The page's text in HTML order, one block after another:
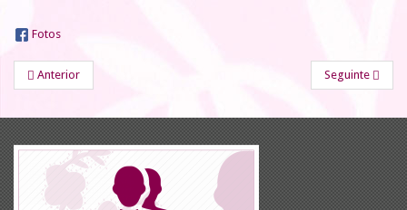
Fotos
Anterior Seguinte